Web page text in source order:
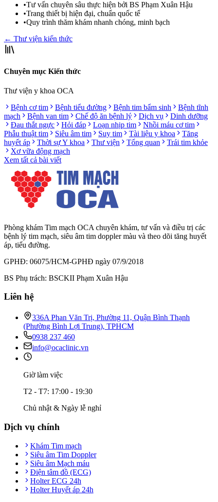
•Tư vấn chuyên sâu thực hiện bởi BS Phạm Xuân Hậu
•Trang thiết bị hiện đại, chuẩn quốc tế
•Quy trình thăm khám nhanh chóng, minh bạch
← Thư viện kiến thức
Chuyên mục Kiến thức
Thư viện y khoa OCA
Bệnh cơ tim
Bệnh tiểu đường Bệnh tim bẩm sinh
Bệnh tĩnh
mạch
Bệnh van tim Chế độ ăn bệnh lý Dịch vụ
Dinh dưỡng
Đau thắt ngực
Hỏi đáp Loạn nhịp tim
Nhồi máu cơ tim
Phẫu thuật tim
Siêu âm tim Suy tim Tài liệu y khoa
Tăng
huyết áp
Thời sự Y khoa Thư viện Tổng quan
Trái tim khỏe
Xơ vữa động mạch
Xem tất cả bài viết
Phòng khám Tim mạch OCA chuyên khám, tư vấn và điều trị các
bệnh lý tim mạch, siêu âm tim doppler màu và theo dõi tăng huyết
áp, tiểu đường.
GPHĐ: 06075/HCM-GPHĐ ngày 07/9/2018
BS Phụ trách: BSCKII Phạm Xuân Hậu
Liên hệ
336A Phan Văn Trị, Phường 11, Quận Bình Thạnh
(Phường Bình Lợi Trung), TPHCM
0938 237 460
info@ocaclinic.vn
Giờ làm việc
T2 - T7: 17:00 - 19:30
Chủ nhật & Ngày lễ nghỉ
Dịch vụ chính
Khám Tim mạch
Siêu âm Tim Doppler
Siêu âm Mạch máu
Điện tâm đồ (ECG)
Holter ECG 24h
Holter Huyết áp 24h